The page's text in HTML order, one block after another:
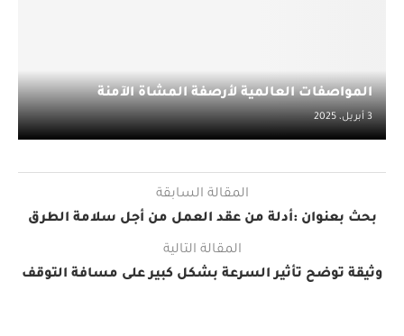
المواصفات العالمية لأرصفة المشاة الآمنة
3 أبريل، 2025
المقالة السابقة
بحث بعنوان :أدلة من عقد العمل من أجل سلامة الطرق
المقالة التالية
وثيقة توضح تأثير السرعة بشكل كبير على مسافة التوقف